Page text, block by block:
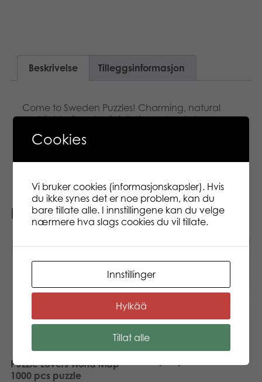
Beskrivelse Tilleggsinformasjon
Come to Sweden Puzzles! Charming, natural
and light – Sweden is full of wonders to be
explored. Pick one of these classic travel posters,
each of them a high quality 1,000 piece puzzle,
Relaterte produkter
Puzzle Lovers World Map
1000 pcs puzzle
Puzzle Lovers
Neuschwanstein Castle
Cookies
Vi bruker cookies (informasjonskapsler). Hvis
du ikke synes det er noe problem, kan du
bare tillate alle. I innstillingene kan du velge
nærmere hva slags cookies du vil tillate.
Innstillinger
Hylkää
Tillat alle